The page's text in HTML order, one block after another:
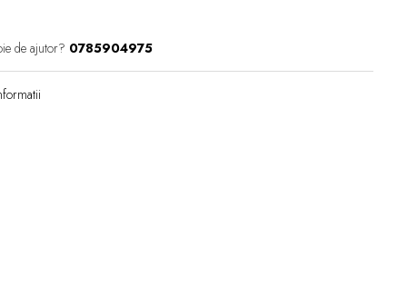
de ajutor? 0785904975